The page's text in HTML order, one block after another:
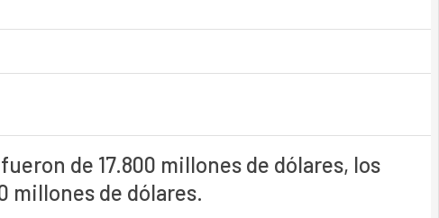
de 17.800 millones de dólares, los
millones de dólares.